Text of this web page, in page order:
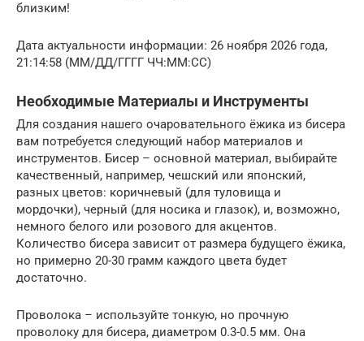
близким!
Дата актуальности информации: 26 ноября 2026 года,
21:14:58 (ММ/ДД/ГГГГ ЧЧ:ММ:СС)
Необходимые Материалы и Инструменты
Для создания нашего очаровательного ёжика из бисера
вам потребуется следующий набор материалов и
инструментов. Бисер – основной материал, выбирайте
качественный, например, чешский или японский,
разных цветов: коричневый (для туловища и
мордочки), черный (для носика и глазок), и, возможно,
немного белого или розового для акцентов.
Количество бисера зависит от размера будущего ёжика,
но примерно 20-30 грамм каждого цвета будет
достаточно.
Проволока – используйте тонкую, но прочную
проволоку для бисера, диаметром 0.3-0.5 мм. Она